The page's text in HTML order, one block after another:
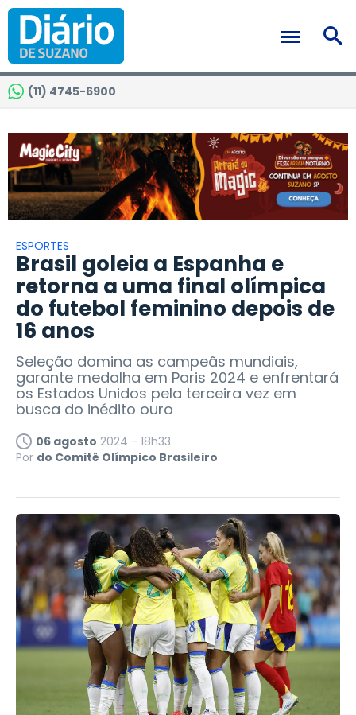
(11) 4745-6900
ESPORTES
Brasil goleia a Espanha e
retorna a uma final olímpica
do futebol feminino depois de
16 anos
Seleção domina as campeãs mundiais,
garante medalha em Paris 2024 e enfrentará
os Estados Unidos pela terceira vez em
busca do inédito ouro
06 agosto 2024 - 18h33
Por do Comitê Olímpico Brasileiro